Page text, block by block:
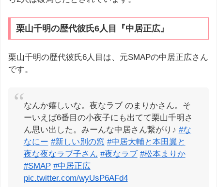
栗山千明の歴代彼氏6人目『中居正広』
栗山千明の歴代彼氏6人目は、元SMAPの中居正広さん
です。
なんか嬉しいな。夜なラブ のまりかさん。そ
ーいえば6番目の小夜子にも出てて栗山千明さ
ん思い出した。みーんな中居さん繋がり♪ #な
なにー #新しい別の窓 #中居大輔と本田翼と
夜な夜なラブ子さん #夜なラブ #松本まりか
#SMAP #中居正広
pic.twitter.com/wyUsP6AFd4